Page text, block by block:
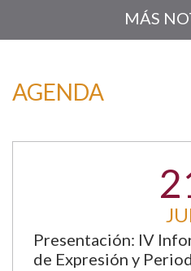
MÁS
AGENDA
Presentación: IV
de Expresión y